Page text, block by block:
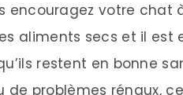
encouragez votre chat
aliments secs et il est
restent en bonne
problèmes rénaux,